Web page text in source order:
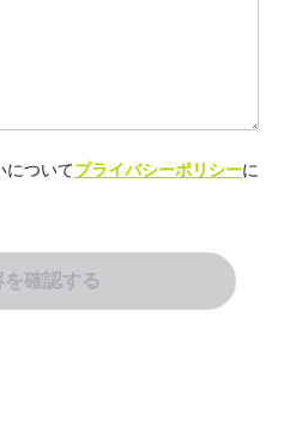
についてプライバシーポリシーに